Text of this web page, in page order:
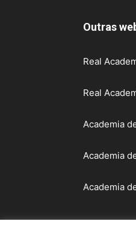
Outras
Real
Real
Academia
Academia
Academia